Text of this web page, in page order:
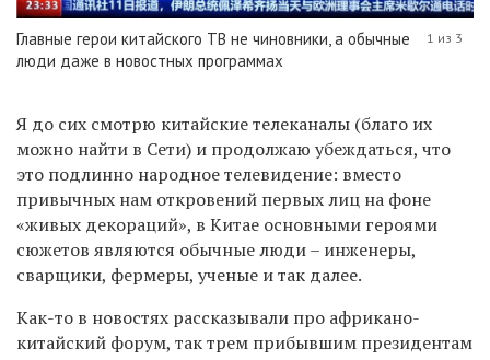
Главные герои китайского ТВ не чиновники, а обычные
люди даже в новостных программах
1 из 3
Я до сих смотрю китайские телеканалы (благо их
можно найти в Сети) и продолжаю убеждаться, что
это подлинно народное телевидение: вместо
привычных нам откровений первых лиц на фоне
«живых декораций», в Китае основными героями
сюжетов являются обычные люди – инженеры,
сварщики, фермеры, ученые и так далее.
Как-то в новостях рассказывали про африкано-
китайский форум, так трем прибывшим президентам